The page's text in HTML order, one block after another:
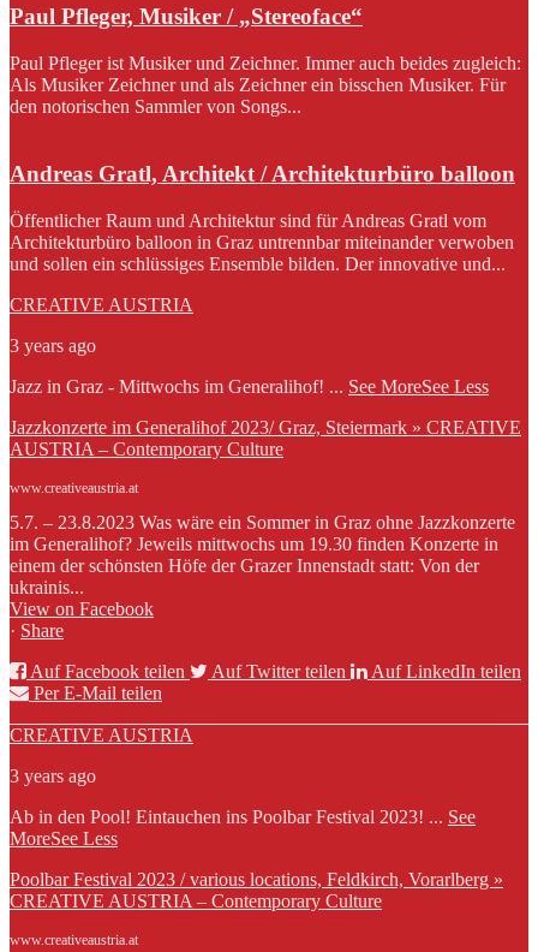
Paul Pfleger, Musiker / „Stereoface“
Paul Pfleger ist Musiker und Zeichner. Immer auch beides zugleich:
Als Musiker Zeichner und als Zeichner ein bisschen Musiker. Für
den notorischen Sammler von Songs...
Andreas Gratl, Architekt / Architekturbüro balloon
Öffentlicher Raum und Architektur sind für Andreas Gratl vom
Architekturbüro balloon in Graz untrennbar miteinander verwoben
und sollen ein schlüssiges Ensemble bilden. Der innovative und...
CREATIVE AUSTRIA
3 years ago
Jazz in Graz - Mittwochs im Generalihof! ... See MoreSee Less
Jazzkonzerte im Generalihof 2023/ Graz, Steiermark » CREATIVE
AUSTRIA – Contemporary Culture
www.creativeaustria.at
5.7. – 23.8.2023 Was wäre ein Sommer in Graz ohne Jazzkonzerte
im Generalihof? Jeweils mittwochs um 19.30 finden Konzerte in
einem der schönsten Höfe der Grazer Innenstadt statt: Von der
ukrainis...
View on Facebook
· Share
Auf Facebook teilen
Auf Twitter teilen
Auf LinkedIn teilen
Per E-Mail teilen
CREATIVE AUSTRIA
3 years ago
Ab in den Pool! Eintauchen ins Poolbar Festival 2023! ... See
MoreSee Less
Poolbar Festival 2023 / various locations, Feldkirch, Vorarlberg »
CREATIVE AUSTRIA – Contemporary Culture
www.creativeaustria.at